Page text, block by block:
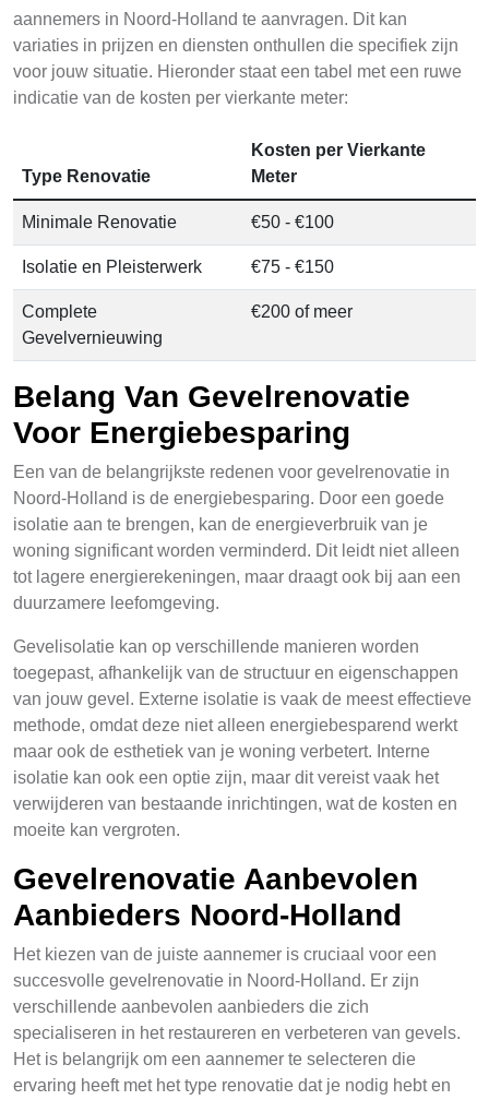
aannemers in Noord-Holland te aanvragen. Dit kan
variaties in prijzen en diensten onthullen die specifiek zijn
voor jouw situatie. Hieronder staat een tabel met een ruwe
indicatie van de kosten per vierkante meter:
Type Renovatie
Kosten per Vierkante
Meter
Minimale Renovatie €50 - €100
Isolatie en Pleisterwerk €75 - €150
Complete
Gevelvernieuwing
€200 of meer
Belang Van Gevelrenovatie
Voor Energiebesparing
Een van de belangrijkste redenen voor gevelrenovatie in
Noord-Holland is de energiebesparing. Door een goede
isolatie aan te brengen, kan de energieverbruik van je
woning significant worden verminderd. Dit leidt niet alleen
tot lagere energierekeningen, maar draagt ook bij aan een
duurzamere leefomgeving.
Gevelisolatie kan op verschillende manieren worden
toegepast, afhankelijk van de structuur en eigenschappen
van jouw gevel. Externe isolatie is vaak de meest effectieve
methode, omdat deze niet alleen energiebesparend werkt
maar ook de esthetiek van je woning verbetert. Interne
isolatie kan ook een optie zijn, maar dit vereist vaak het
verwijderen van bestaande inrichtingen, wat de kosten en
moeite kan vergroten.
Gevelrenovatie Aanbevolen
Aanbieders Noord-Holland
Het kiezen van de juiste aannemer is cruciaal voor een
succesvolle gevelrenovatie in Noord-Holland. Er zijn
verschillende aanbevolen aanbieders die zich
specialiseren in het restaureren en verbeteren van gevels.
Het is belangrijk om een aannemer te selecteren die
ervaring heeft met het type renovatie dat je nodig hebt en